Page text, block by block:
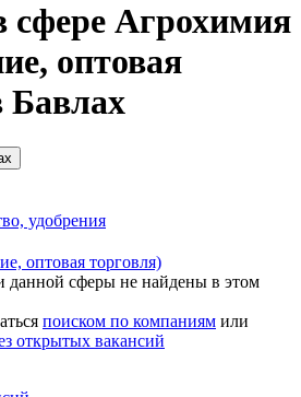
сфере Агрохимия
оптовая
Бавлах
удобрения
оптовая торговля)
сферы не найдены в этом
поиском по компаниям или
открытых вакансий